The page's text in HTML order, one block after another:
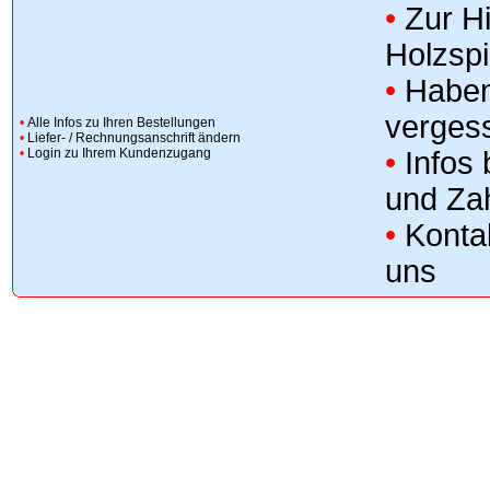
• Alle Infos zu Ihren Bestellungen
• Liefer- / Rechnungsanschrift ändern
• Login zu Ihrem Kundenzugang
• Zur
•
• Infos
und
•
uns